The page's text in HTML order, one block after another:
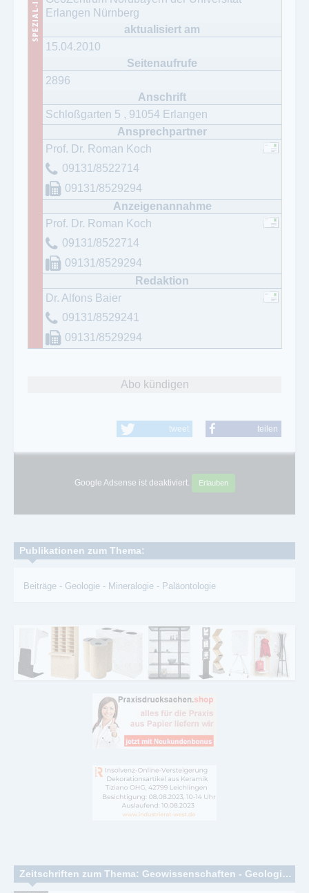
Erlangen Nürnberg
15.04.2010
2896
Schloßgarten 5 , 91054 Erlangen
Prof. Dr. Roman Koch
09131/8522714
09131/8529294
Prof. Dr. Roman Koch
09131/8522714
09131/8529294
Dr. Alfons Baier
09131/8529241
09131/8529294
Abo kündigen
tweet teilen
Google Adsense ist deaktiviert. Erlauben
Publikationen zum Thema:
Beiträge - Geologie - Mineralogie - Paläontologie
Zeitschriften zum Thema: Geowissenschaften - Geologie - Paläontologie